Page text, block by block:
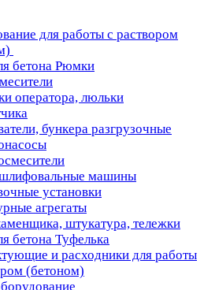
для работы с раствором
бетона Рюмки
оператора, люльки
бункера разгрузочные
машины
установки
агрегаты
штукатура, тележки
бетона Туфелька
и расходники для работы
(бетоном)